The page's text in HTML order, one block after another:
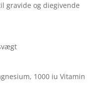
gravide og diegivende
1000 iu Vitamin